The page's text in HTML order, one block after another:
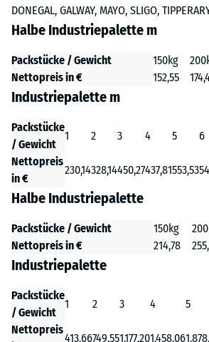
DONEGAL, GALWAY, MAYO, SLIGO,
Halbe Industriepalette m
Packstücke / Gewicht 150kg
Nettopreis in €
152,55
Industriepalette m
Packstücke
/ Gewicht
1 2 3 4 5 6
Nettopreis
in €
230,14328,14450,27437,81553,53
Halbe Industriepalette
Packstücke / Gewicht 150kg
Nettopreis in €
214,78
Industriepalette
Packstücke
/ Gewicht
1 2 3 4 5
Nettopreis
413,66749,551.177,201.458,06